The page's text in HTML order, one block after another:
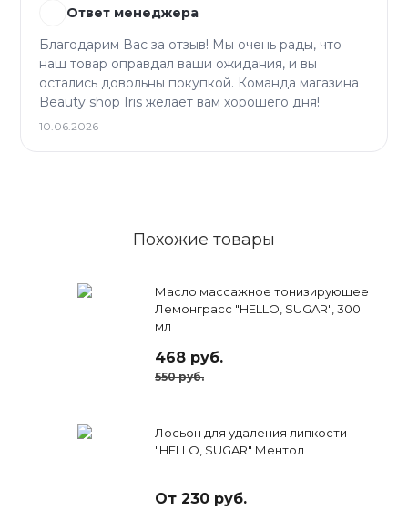
Ответ менеджера
Благодарим Вас за отзыв! Мы очень рады, что
наш товар оправдал ваши ожидания, и вы
остались довольны покупкой. Команда магазина
Beauty shop Iris желает вам хорошего дня!
10.06.2026
Похожие товары
Масло массажное тонизирующее
Лемонграсс "HELLO, SUGAR", 300
мл
468 руб.
550 руб.
Лосьон для удаления липкости
"HELLO, SUGAR" Ментол
От 230 руб.